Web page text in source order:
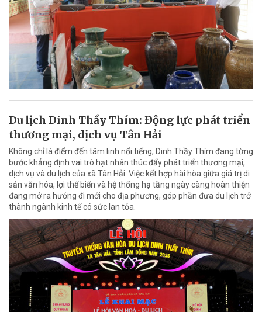
Du lịch Dinh Thầy Thím: Động lực phát triển
thương mại, dịch vụ Tân Hải
Không chỉ là điểm đến tâm linh nổi tiếng, Dinh Thầy Thím đang từng
bước khẳng định vai trò hạt nhân thúc đẩy phát triển thương mại,
dịch vụ và du lịch của xã Tân Hải. Việc kết hợp hài hòa giữa giá trị di
sản văn hóa, lợi thế biển và hệ thống hạ tầng ngày càng hoàn thiện
đang mở ra hướng đi mới cho địa phương, góp phần đưa du lịch trở
thành ngành kinh tế có sức lan tỏa.